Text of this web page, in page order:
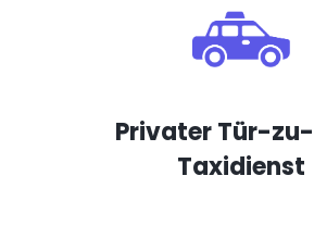
Privater Tür-
Taxidienst